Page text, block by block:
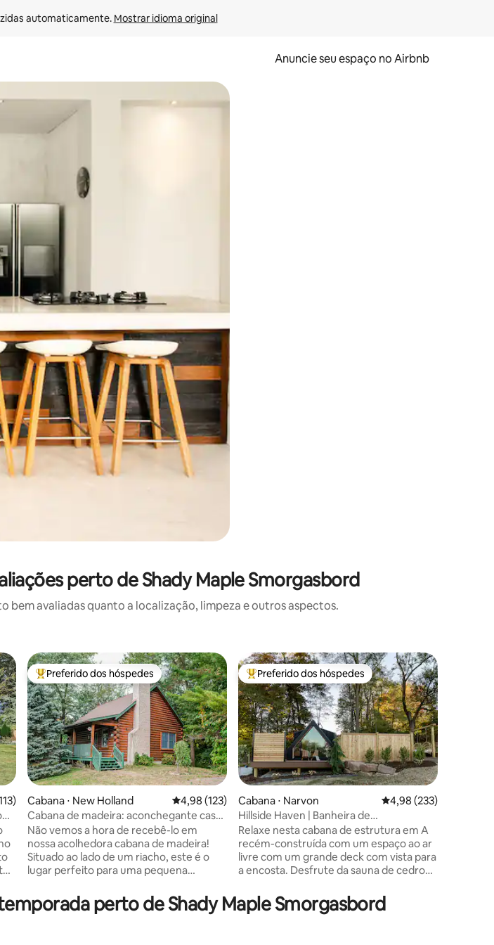
automaticamente. Mostrar idioma original
Anuncie seu espaço no Airbnb
e para baixo do teclado ou tocando e deslizando o dedo na tela.
perto de Shady Maple Smorgasbord
bem avaliadas quanto a localização, limpeza e outros aspectos.
avaliação média de 5, 113 avaliações
Entre os melhores preferidos dos hóspedes
Preferido dos hóspedes
Cabana ⋅ New Holland 4,98 de uma avaliação média de 5, 123 avaliações
4,98 (123)
Cabana de madeira: aconchegante casa
na beira do riacho em excelente
localização
Não vemos a hora de recebê-lo em
nossa acolhedora cabana de madeira!
Situado ao lado de um riacho, este é o
lugar perfeito para uma pequena
divertida com as crianças ou uma viagem
de meninas/amigas. Acomode-se ao lado
Entre os melhores preferidos dos hóspedes
Preferido dos hóspedes
Cabana ⋅ Narvon 4,98 de uma avaliação
4,98 (233)
Hillside Haven | Banheira de
hidromassagem e sauna
Relaxe nesta cabana de estrutura em A
recém-construída com um espaço ao ar
livre com um grande deck com vista para
a encosta. Desfrute da sauna de cedro
hidromassagem, lareira com cadeiras de
ovo suspensas enquanto ouve a bela
perto de Shady Maple Smorgasbord